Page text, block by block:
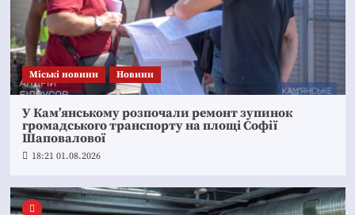
Mіські новини Новини
У Кам’янському розпочали ремонт зупинок
громадського транспорту на площі Софії
Шаповалової
18:21 01.08.2026